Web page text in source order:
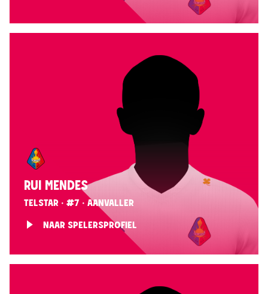
RUI MENDES
TELSTAR · #7 · AANVALLER
NAAR SPELERSPROFIEL